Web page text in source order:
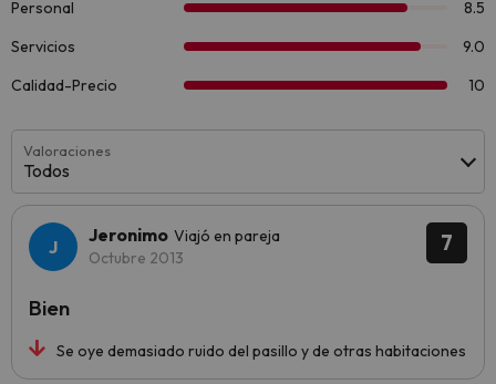
Valoraciones
Todos
7
Jeronimo Viajó en pareja
Octubre 2013
Se oye demasiado ruido del pasillo y de otras habitaciones
Bien